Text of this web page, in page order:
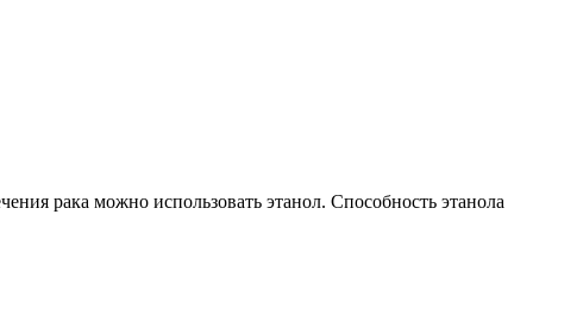
рака можно использовать этанол. Способность этанола